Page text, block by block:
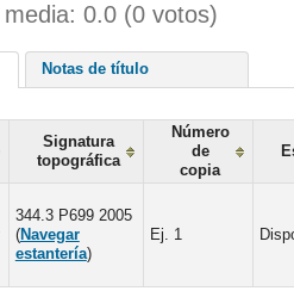
0.0 (0 votos)
Notas de título
Signatura
topográfica
Número
de
copia
344.3 P699 2005
(Navegar
estantería)
Ej. 1